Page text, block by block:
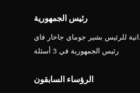
رئيس الجمهورية
للرئيس بشير جوماي جاخار فاي
رئيس الجمهورية في 3 أسئلة
الرؤساء السابقون